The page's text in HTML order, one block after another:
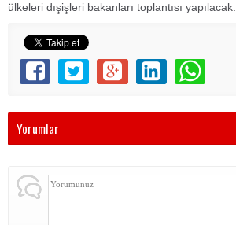
ülkeleri dışişleri bakanları toplantısı yapılacak.
Yorumlar